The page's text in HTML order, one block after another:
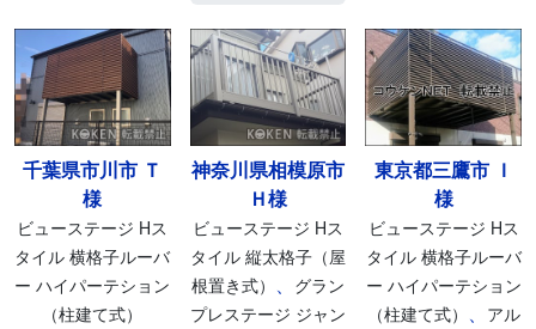
千葉県市川市 Ｔ
様
ビューステージ Hス
タイル 横格子ルーバ
ー ハイパーテション
（柱建て式）
神奈川県相模原市
Ｈ様
ビューステージ Hス
タイル 縦太格子（屋
根置き式） 、
グラン
プレステージ ジャン
東京都三鷹市 Ｉ
様
ビューステージ Hス
タイル 横格子ルーバ
ー ハイパーテション
（柱建て式） 、
アル